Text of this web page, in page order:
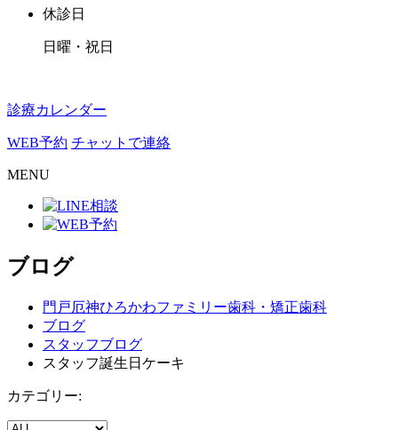
休診日
日曜・祝日
診療カレンダー
WEB予約 チャットで連絡
MENU
ブログ
門戸厄神ひろかわファミリー歯科・矯正歯科
ブログ
スタッフブログ
スタッフ誕生日ケーキ
カテゴリー: